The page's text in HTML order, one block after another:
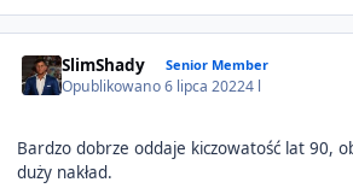
SlimShady Senior Member
Opublikowano6 lipca 20224 l
Bardzo dobrze oddaje kiczowatość lat 90,
duży nakład.